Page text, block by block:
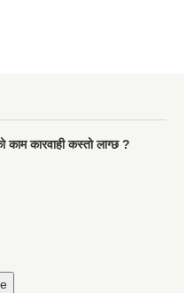
काम कारवाही कस्तो लाग्छ ?